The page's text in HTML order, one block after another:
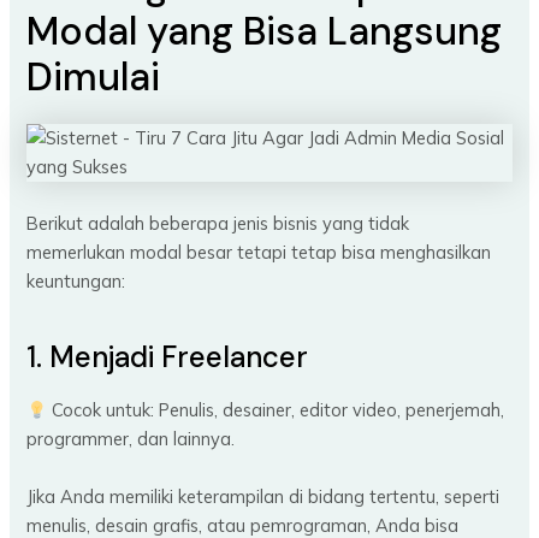
Modal yang Bisa Langsung
Dimulai
Berikut adalah beberapa jenis bisnis yang tidak
memerlukan modal besar tetapi tetap bisa menghasilkan
keuntungan:
1. Menjadi Freelancer
Cocok untuk: Penulis, desainer, editor video, penerjemah,
programmer, dan lainnya.
Jika Anda memiliki keterampilan di bidang tertentu, seperti
menulis, desain grafis, atau pemrograman, Anda bisa